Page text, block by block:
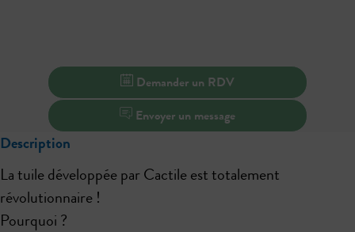
Demander un RDV
Envoyer un message
Description
La tuile développée par Cactile est totalement
révolutionnaire !
Pourquoi ?